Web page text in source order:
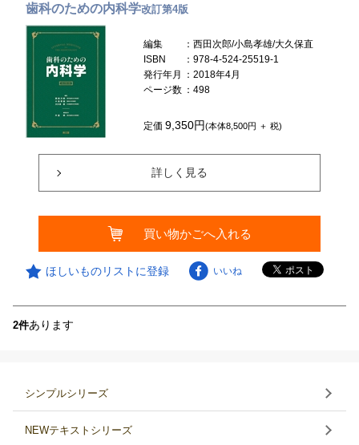
歯科のための内科学改訂第4版
編集
：西田次郎/小島孝雄/大久保直
ISBN
：978-4-524-25519-1
発行年月
：2018年4月
ページ数 ：498
定価9,350円(本体8,500円 ＋ 税)
詳しく見る
買い物かごへ入れる
ほしいものリストに登録 いいね
2件あります
シンプルシリーズ
NEWテキストシリーズ